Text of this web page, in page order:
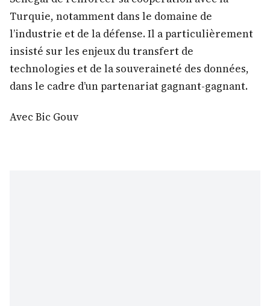
Turquie, notamment dans le domaine de
l’industrie et de la défense. Il a particulièrement
insisté sur les enjeux du transfert de
technologies et de la souveraineté des données,
dans le cadre d’un partenariat gagnant-gagnant.
Avec Bic Gouv